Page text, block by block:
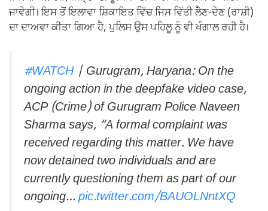
ਜਾਵੇਗੀ। ਇਸ ਤੋਂ ਇਲਾਵਾ ਸ਼ਿਕਾਇਤ ਵਿੱਚ ਜਿਸ ਵਿੱਤੀ ਲੈਣ-ਦੇਣ (ਰਾਸ਼ੀ)
ਦਾ ਦਾਅਵਾ ਕੀਤਾ ਗਿਆ ਹੈ, ਪੁਲਿਸ ਉਸ ਪਹਿਲੂ ਨੂੰ ਵੀ ਖੰਗਾਲ ਰਹੀ ਹੈ।
#WATCH| Gurugram, Haryana: On the
ongoing action in the deepfake video case,
ACP (Crime) of Gurugram Police Naveen
Sharma says, “A formal complaint was
received regarding this matter. We have
now detained two individuals and are
currently questioning them as part of our
ongoing…pic.twitter.com/BAUOLNntXQ